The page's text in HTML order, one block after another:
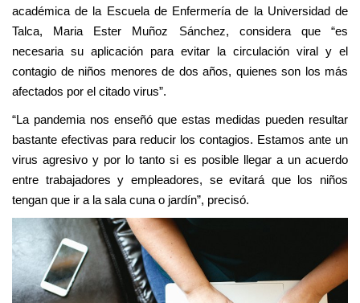
académica de la Escuela de Enfermería de la Universidad de
Talca, Maria Ester Muñoz Sánchez, considera que “es
necesaria su aplicación para evitar la circulación viral y el
contagio de niños menores de dos años, quienes son los más
afectados por el citado virus”.
“La pandemia nos enseñó que estas medidas pueden resultar
bastante efectivas para reducir los contagios. Estamos ante un
virus agresivo y por lo tanto si es posible llegar a un acuerdo
entre trabajadores y empleadores, se evitará que los niños
tengan que ir a la sala cuna o jardín”, precisó.